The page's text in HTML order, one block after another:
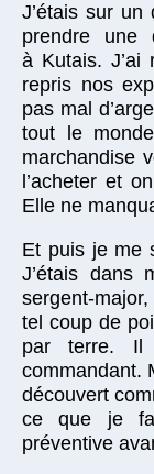
J’étais sur
prendre une
à Kutais. J’ai
repris nos
pas mal
tout le
marchandise
l’acheter et
Elle ne
Et puis je me
J’étais dans
sergent-
tel coup de
par terre. Il
commandant.
découvert
ce que je
préventive